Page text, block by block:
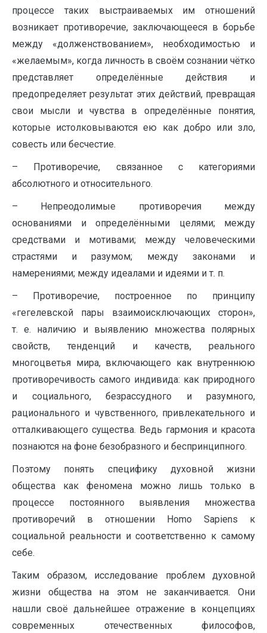
процессе таких выстраиваемых им отношений
возникает противоречие, заключающееся в борьбе
между «долженствованием», необходимостью и
«желаемым», когда личность в своём сознании чётко
представляет определённые действия и
предопределяет результат этих действий, превращая
свои мысли и чувства в определённые понятия,
которые истолковываются ею как добро или зло,
совесть или бесчестие.
– Противоречие, связанное с категориями
абсолютного и относительного.
– Непреодолимые противоречия между
основаниями и определёнными целями; между
средствами и мотивами; между человеческими
страстями и разумом; между законами и
намерениями; между идеалами и идеями и т. п.
– Противоречие, построенное по принципу
«гегелевской пары взаимоисключающих сторон»,
т. е. наличию и выявлению множества полярных
свойств, тенденций и качеств, реального
многоцветья мира, включающего как внутреннюю
противоречивость самого индивида: как природного
и социального, безрассудного и разумного,
рационального и чувственного, привлекательного и
отталкивающего существа. Ведь гармония и красота
познаются на фоне безобразного и беспринципного.
Поэтому понять специфику духовной жизни
общества как феномена можно лишь только в
процессе постоянного выявления множества
противоречий в отношении Homo Sapiens к
социальной реальности и соответственно к самому
себе.
Таким образом, исследование проблем духовной
жизни общества на этом не заканчивается. Они
нашли своё дальнейшее отражение в концепциях
современных отечественных философов,